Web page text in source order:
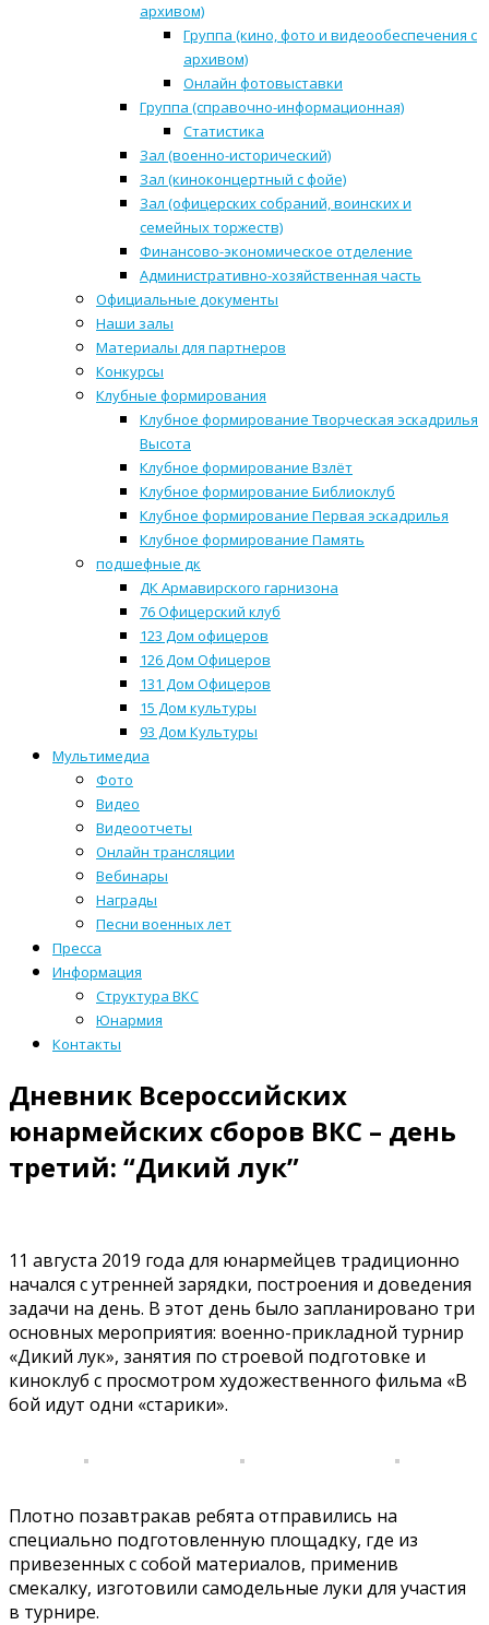
архивом)
Группа (кино, фото и видеообеспечения с
архивом)
Онлайн фотовыставки
Группа (справочно-информационная)
Статистика
Зал (военно-исторический)
Зал (киноконцертный с фойе)
Зал (офицерских собраний, воинских и
семейных торжеств)
Финансово-экономическое отделение
Административно-хозяйственная часть
Официальные документы
Наши залы
Материалы для партнеров
Конкурсы
Клубные формирования
Клубное формирование Творческая эскадрилья
Высота
Клубное формирование Взлёт
Клубное формирование Библиоклуб
Клубное формирование Первая эскадрилья
Клубное формирование Память
подшефные дк
ДК Армавирского гарнизона
76 Офицерский клуб
123 Дом офицеров
126 Дом Офицеров
131 Дом Офицеров
15 Дом культуры
93 Дом Культуры
Мультимедиа
Фото
Видео
Видеоотчеты
Онлайн трансляции
Вебинары
Награды
Песни военных лет
Пресса
Информация
Структура ВКС
Юнармия
Контакты
Дневник Всероссийских
юнармейских сборов ВКС – день
третий: “Дикий лук”
11 августа 2019 года для юнармейцев традиционно
начался с утренней зарядки, построения и доведения
задачи на день. В этот день было запланировано три
основных мероприятия: военно-прикладной турнир
«Дикий лук», занятия по строевой подготовке и
киноклуб с просмотром художественного фильма «В
бой идут одни «старики».
Плотно позавтракав ребята отправились на
специально подготовленную площадку, где из
привезенных с собой материалов, применив
смекалку, изготовили самодельные луки для участия
в турнире.